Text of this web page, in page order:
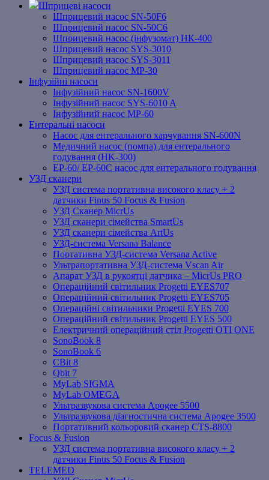
Шприцеві насоси
Шприцевий насос SN-50F6
Шприцевий насос SN-50C6
Шприцевий насос (інфузомат) НК-400
Шприцевий насос SYS-3010
Шприцевий насос SYS-3011
Шприцевий насос MP-30
Інфузійні насоси
Інфузійний насос SN-1600V
Інфузійний насос SYS-6010 A
Інфузійний насос MP-60
Ентеральні насоси
Насос для ентерального харчування SN-600N
Медичний насос (помпа) для ентерального
годування (HK-300)
EP-60/ EP-60C насос для ентерального годування
УЗД сканери
УЗД система портативна високого класу + 2
датчики Finus 50 Focus & Fusion
УЗД Сканер MicrUs
УЗД сканери сімейства SmartUs
УЗД сканери сімейства ArtUs
УЗД-система Versana Balance
Портативна УЗД-система Versana Active
Ультрапортативна УЗД-система Vscan Air
Апарат УЗД в рукоятці датчика – MicrUs PRO
Операційний світильник Progetti EYES707
Операційний світильник Progetti EYES705
Операційні світильники Progetti EYES 700
Операційний світильник Progetti EYES 500
Електричний операційний стіл Progetti OTI ONE
SonoBook 8
SonoBook 6
СBit 8
Qbit 7
MyLab SIGMA
MyLab OMEGA
Ультразвукова система Apogee 5500
Ультразвукова діагностична система Apogee 3500
Портативний кольоровий сканер CTS-8800
Focus & Fusion
УЗД система портативна високого класу + 2
датчики Finus 50 Focus & Fusion
TELEMED